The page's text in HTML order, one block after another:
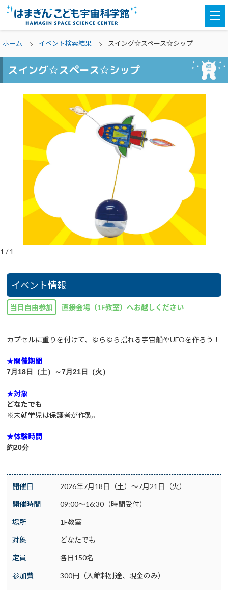
ホーム イベント検索結果 スイング☆スペース☆シップ
スイング☆スペース☆シップ
1 /1
イベント情報
当日自由参加 直接会場（1F教室）へお越しください
カプセルに重りを付けて、ゆらゆら揺れる宇宙船やUFOを作ろう！
★開催期間
7月18日（土）～7月21日 （火）
★対象
どなたでも
※未就学児は保護者が作製。
★体験時間
約20分
開催日 2026年7月18日（土）～7月21日（火）
開催時間 09:00～16:30（時間受付）
場所 1F教室
対象 どなたでも
定員 各日150名
参加費 300円（入館料別途、現金のみ）